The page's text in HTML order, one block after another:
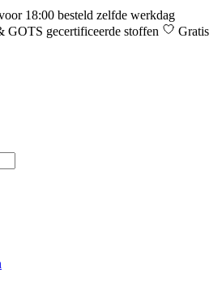
18:00 besteld zelfde werkdag
GOTS gecertificeerde stoffen
Gratis